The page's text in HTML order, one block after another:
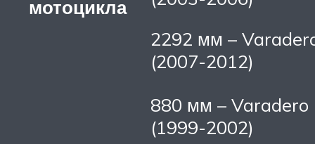
мотоцикла
2292 мм –
(2007-2012)
880 мм – Varadero
(1999-2002)